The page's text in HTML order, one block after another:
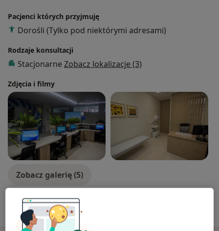
Pacjenci których przyjmuję
Dorośli (Tylko pod niektórymi adresami)
Rodzaje konsultacji
Stacjonarne Zobacz lokalizacje (3)
Zdjęcia i filmy
Zobacz galerię (5)